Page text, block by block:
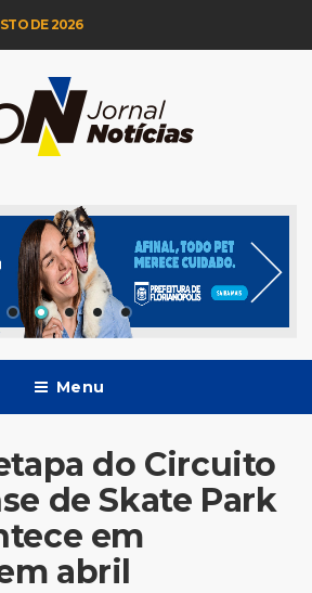
DE 2026
Menu
do Circuito
de Skate Park
em
abril